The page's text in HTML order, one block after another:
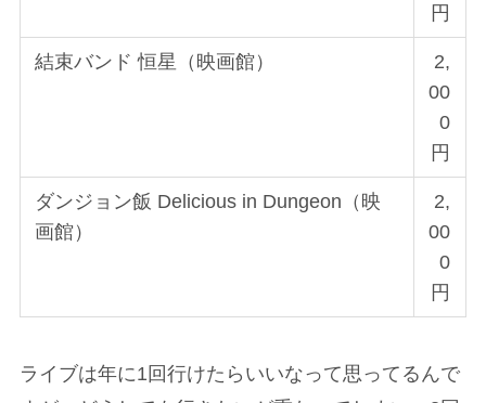
円
結束バンド 恒星（映画館）
2,
00
0
円
ダンジョン飯 Delicious in Dungeon（映
画館）
2,
00
0
円
ライブは年に1回行けたらいいなって思ってるんで